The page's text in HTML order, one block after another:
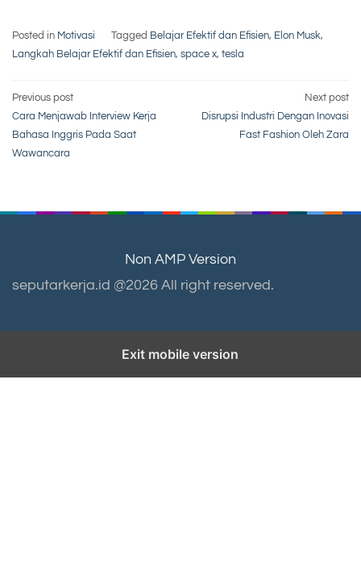
Posted in Motivasi Tagged Belajar Efektif dan Efisien, Elon Musk,
Langkah Belajar Efektif dan Efisien, space x, tesla
Post
navigation
Previous post
Cara Menjawab Interview Kerja
Bahasa Inggris Pada Saat
Wawancara
Next post
Disrupsi Industri Dengan Inovasi
Fast Fashion Oleh Zara
Non AMP Version
seputarkerja.id @2026 All right reserved.
Exit mobile version